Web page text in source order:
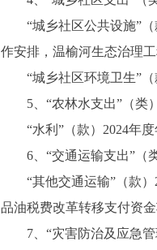
“城乡社区公共设施”（款
作安排，温榆河生态治理
“城乡社区环境卫生”（款
5、“农林水支出”（类）
“水利”（款）2024年度
6、“交通运输支出”（类
“其他交通运输”（款）
品油税费改革转移支付资
7、“灾害防治及应急管理